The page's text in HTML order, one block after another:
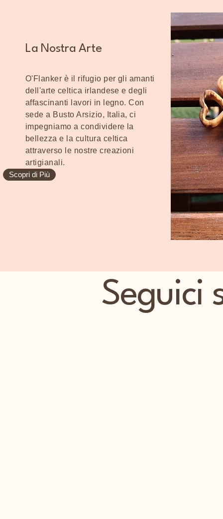
La Nostra Arte
O'Flanker è il rifugio per gli amanti
dell'arte celtica irlandese e degli
affascinanti lavori in legno. Con
sede a Busto Arsizio, Italia, ci
impegniamo a condividere la
bellezza e la cultura celtica
attraverso le nostre creazioni
artigianali.
Scopri di Più
Seguici